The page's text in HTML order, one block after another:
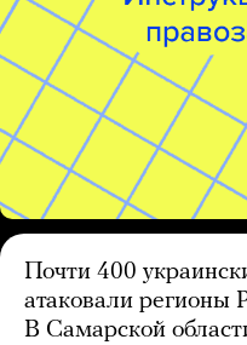
Почти 400
атаковали регионы
В Самарской